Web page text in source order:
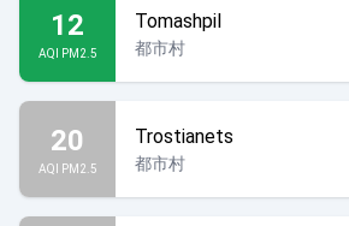
12
AQI PM2.5
Tomashpil
都市村
20
AQI PM2.5
Trostianets
都市村